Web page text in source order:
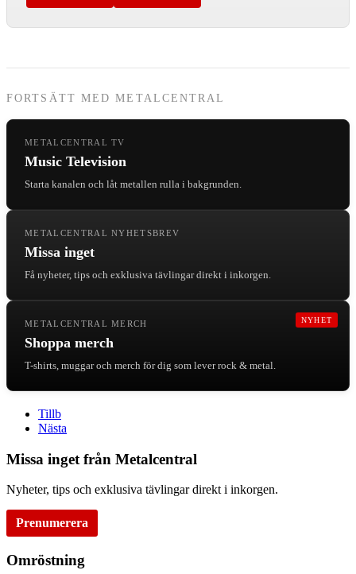
FORTSÄTT MED METALCENTRAL
METALCENTRAL TV
Music Television
Starta kanalen och låt metallen rulla i bakgrunden.
METALCENTRAL NYHETSBREV
Missa inget
Få nyheter, tips och exklusiva tävlingar direkt i inkorgen.
NYHET
METALCENTRAL MERCH
Shoppa merch
T-shirts, muggar och merch för dig som lever rock & metal.
Tillb
Nästa
Missa inget från Metalcentral
Nyheter, tips och exklusiva tävlingar direkt i inkorgen.
Prenumerera
Omröstning